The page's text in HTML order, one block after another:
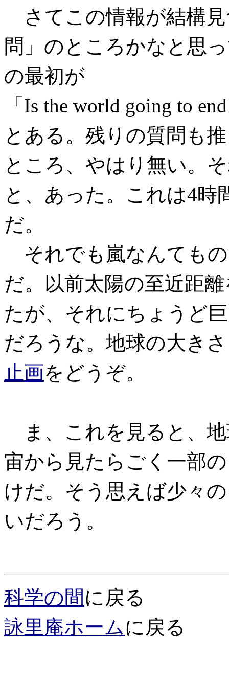
さてこの情報が結構
問」のところかなと思
の最初が
「Is the world going to
とある。残りの質問も
ところ、やはり無い。
と、あった。これは4時
だ。
それでも嵐なんても
だ。以前太陽の至近距
たが、それにちょうど
だろうな。地球の大き
止画をどうぞ。
ま、これを見ると、
宙から見たらごく一部
けだ。そう思えば少々
いだろう。
科学の間に戻る
詠里庵ホームに戻る